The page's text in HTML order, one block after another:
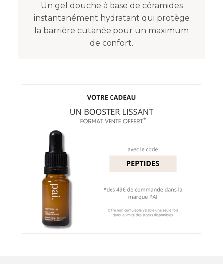
Un gel douche à base de céramides
instantanément hydratant qui protège
la barrière cutanée pour un maximum
de confort.